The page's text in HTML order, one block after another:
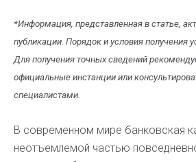
*Информация, представленная в статье,
публикации. Порядок и условия получения
Для получения точных сведений
официальные инстанции или
специалистами.
В современном мире банковская
неотъемлемой частью